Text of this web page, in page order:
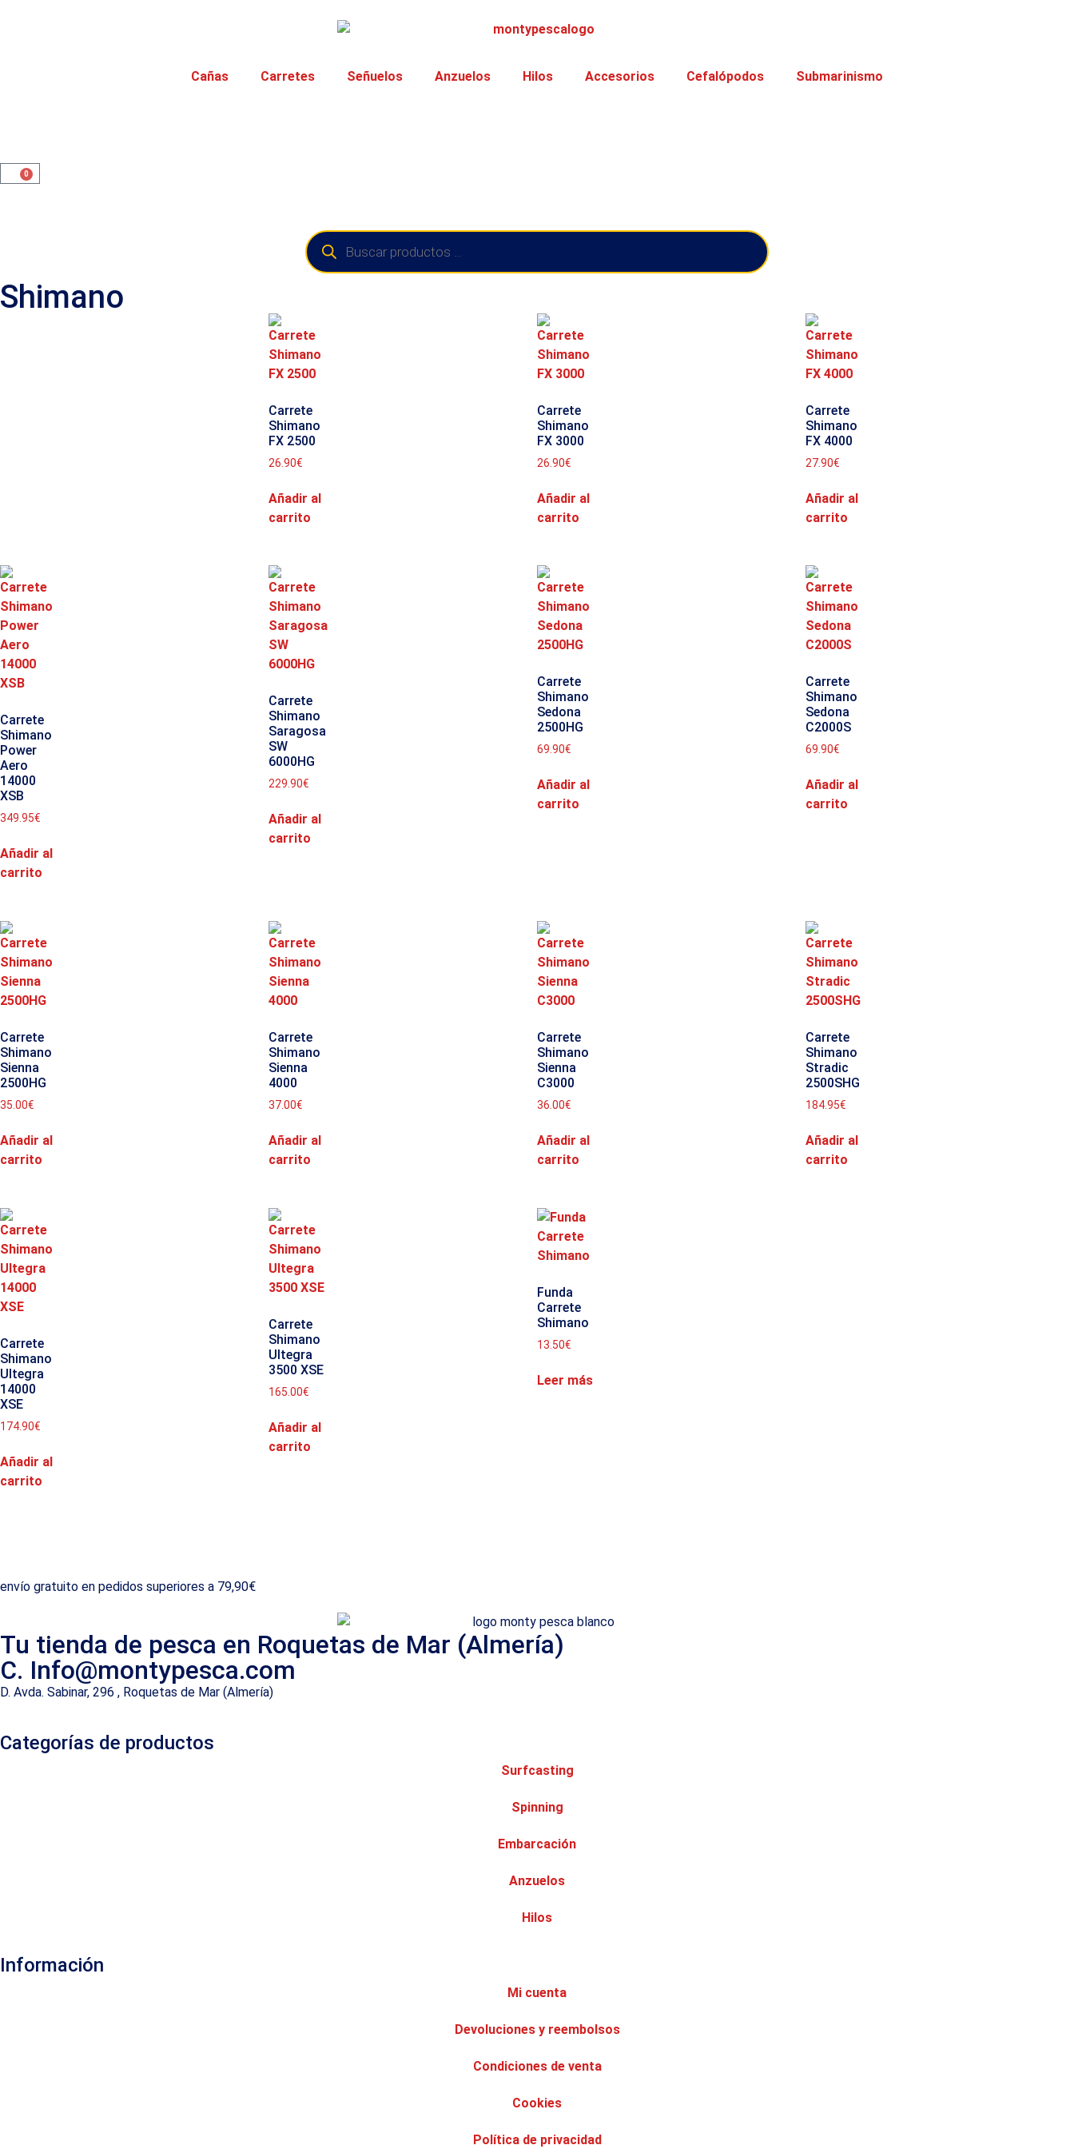
Cañas Carretes Señuelos Anzuelos Hilos Accesorios Cefalópodos Submarinismo
0
Shimano
Carrete
Shimano
FX 2500
26.90€
Añadir al
carrito
Carrete
Shimano
FX 3000
26.90€
Añadir al
carrito
Carrete
Shimano
FX 4000
27.90€
Añadir al
carrito
Carrete
Shimano
Power
Aero
14000
XSB
349.95€
Añadir al
carrito
Carrete
Shimano
Saragosa
SW
6000HG
229.90€
Añadir al
carrito
Carrete
Shimano
Sedona
2500HG
69.90€
Añadir al
carrito
Carrete
Shimano
Sedona
C2000S
69.90€
Añadir al
carrito
Carrete
Shimano
Sienna
2500HG
35.00€
Añadir al
carrito
Carrete
Shimano
Sienna
4000
37.00€
Añadir al
carrito
Carrete
Shimano
Sienna
C3000
36.00€
Añadir al
carrito
Carrete
Shimano
Stradic
2500SHG
184.95€
Añadir al
carrito
Carrete
Shimano
Ultegra
14000
XSE
174.90€
Añadir al
carrito
Carrete
Shimano
Ultegra
3500 XSE
165.00€
Añadir al
carrito
Funda
Carrete
Shimano
13.50€
Leer más
envío gratuito en pedidos superiores a 79,90€
Tu tienda de pesca en Roquetas de Mar (Almería)
C. Info@montypesca.com
D. Avda. Sabinar, 296 , Roquetas de Mar (Almería)
Categorías de productos
Surfcasting
Spinning
Embarcación
Anzuelos
Hilos
Información
Mi cuenta
Devoluciones y reembolsos
Condiciones de venta
Cookies
Política de privacidad